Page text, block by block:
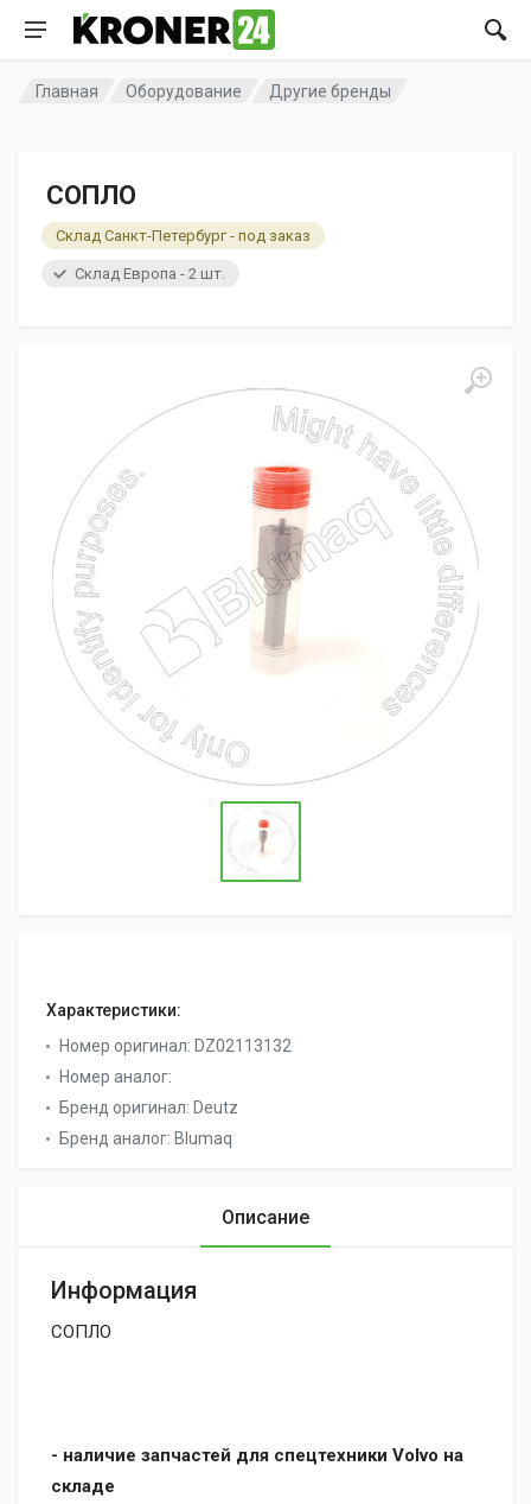
Главная Оборудование Другие бренды
СОПЛО
Склад Санкт-Петербург - под заказ
Склад Европа - 2 шт.
Характеристики:
Номер оригинал: DZ02113132
Номер аналог:
Бренд оригинал: Deutz
Бренд аналог: Blumaq
Описание
Информация
СОПЛО
- наличие запчастей для спецтехники Volvo на
складе